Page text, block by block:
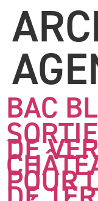
BAC
DE
POUR